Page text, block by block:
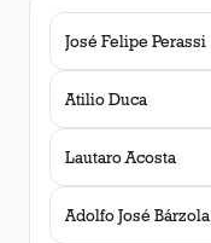
José Felipe Perassi
Atilio Duca
Lautaro Acosta
Adolfo José Bárzola